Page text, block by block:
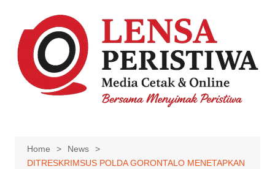
content
Home
News
DITRESKRIMSUS POLDA GORONTALO MENETAPKAN